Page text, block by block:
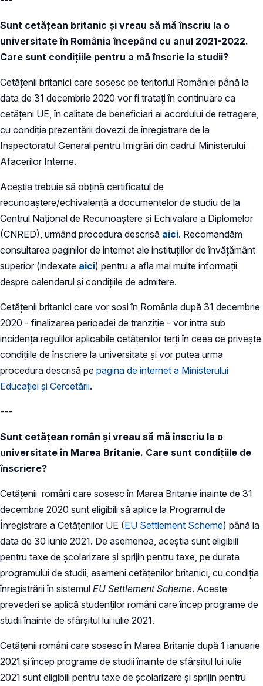
Sunt cetățean britanic și vreau să mă înscriu la o
universitate în România începând cu anul 2021-2022.
Care sunt condițiile pentru a mă înscrie la studii?
Cetățenii britanici care sosesc pe teritoriul României până la
data de 31 decembrie 2020 vor fi tratați în continuare ca
cetățeni UE, în calitate de beneficiari ai acordului de retragere,
cu condiția prezentării dovezii de înregistrare de la
Inspectoratul General pentru Imigrări din cadrul Ministerului
Afacerilor Interne.
Aceștia trebuie să obțină certificatul de
recunoaștere/echivalență a documentelor de studiu de la
Centrul Național de Recunoaștere și Echivalare a Diplomelor
(CNRED), urmând procedura descrisă aici. Recomandăm
consultarea paginilor de internet ale instituțiilor de învățământ
superior (indexate aici) pentru a afla mai multe informații
despre calendarul și condițiile de admitere.
Cetățenii britanici care vor sosi în România după 31 decembrie
2020 - finalizarea perioadei de tranziție - vor intra sub
incidența regulilor aplicabile cetățenilor terți în ceea ce privește
condițiile de înscriere la universitate și vor putea urma
procedura descrisă pe pagina de internet a Ministerului
Educației și Cercetării.
---
Sunt cetățean român și vreau să mă înscriu la o
universitate în Marea Britanie. Care sunt condițiile de
înscriere?
Cetățenii români care sosesc în Marea Britanie înainte de 31
decembrie 2020 sunt eligibili să aplice la Programul de
Înregistrare a Cetățenilor UE (EU Settlement Scheme) până la
data de 30 iunie 2021. De asemenea, aceștia sunt eligibili
pentru taxe de școlarizare și sprijin pentru taxe, pe durata
programului de studii, asemeni cetățenilor britanici, cu condiția
înregistrării în sistemul EU Settlement Scheme. Aceste
prevederi se aplică studenților români care încep programe de
studii înainte de sfârșitul lui iulie 2021.
Cetățenii români care sosesc în Marea Britanie după 1 ianuarie
2021 și încep programe de studii înainte de sfârșitul lui iulie
2021 sunt eligibili pentru taxe de școlarizare și sprijin pentru